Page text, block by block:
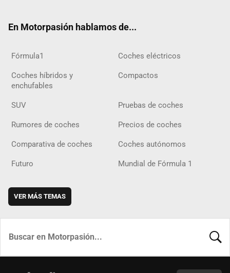
En Motorpasión hablamos de...
Fórmula1 Coches eléctricos
Coches híbridos y
enchufables
Compactos
SUV Pruebas de coches
Rumores de coches Precios de coches
Comparativa de coches Coches autónomos
Futuro Mundial de Fórmula 1
VER MÁS TEMAS